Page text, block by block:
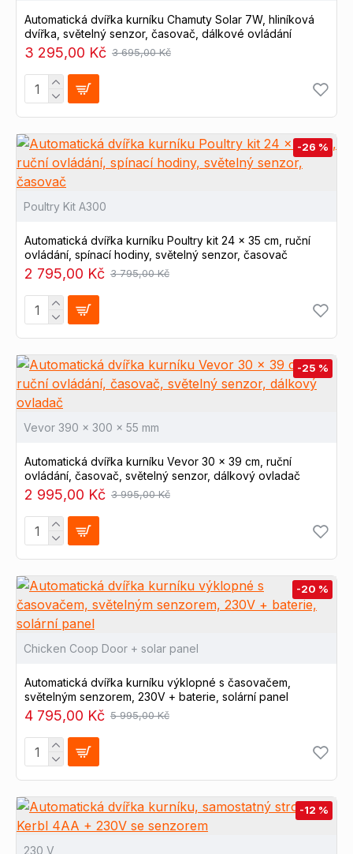
Automatická dvířka kurníku Chamuty Solar 7W, hliníková
dvířka, světelný senzor, časovač, dálkové ovládání
3 295,00 Kč 3 695,00 Kč
-26 %
Poultry Kit A300
Automatická dvířka kurníku Poultry kit 24 x 35 cm, ruční
ovládání, spínací hodiny, světelný senzor, časovač
2 795,00 Kč 3 795,00 Kč
-25 %
Vevor 390 x 300 x 55 mm
Automatická dvířka kurníku Vevor 30 x 39 cm, ruční
ovládání, časovač, světelný senzor, dálkový ovladač
2 995,00 Kč 3 995,00 Kč
-20 %
Chicken Coop Door + solar panel
Automatická dvířka kurníku výklopné s časovačem,
světelným senzorem, 230V + baterie, solární panel
4 795,00 Kč 5 995,00 Kč
-12 %
230 V